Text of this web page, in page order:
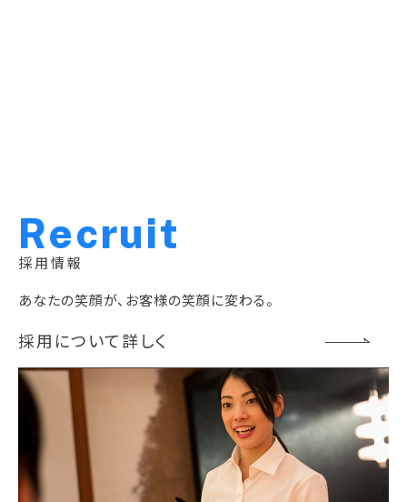
Recruit
採用情報
あなたの笑顔が、お客様の笑顔に変わる。
採用について詳しく